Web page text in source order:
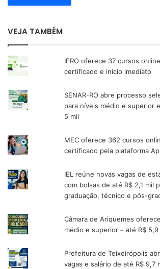
VEJA TAMBÉM
IFRO oferece 37 cursos
certificado e início imediato
SENAR-RO abre processo
para níveis médio e superior
5 mil
MEC oferece 362 cursos
certificado pela plataforma
IEL reúne novas vagas de
com bolsas de até R$ 2,1 mil
graduação, técnico e pós-
Câmara de Ariquemes
médio e superior – até R$ 5,9
Prefeitura de Teixeirópolis
vagas e salário de até R$ 9,7